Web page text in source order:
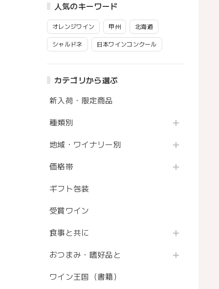
人気のキーワード
オレンジワイン 甲州 北海道
シャルドネ 日本ワインコンクール
カテゴリから選ぶ
新入荷・限定商品
種類別
地域・ワイナリー別
価格帯
ギフト包装
受賞ワイン
食事と共に
おつまみ・嗜好品と
ワイン王国（書籍）